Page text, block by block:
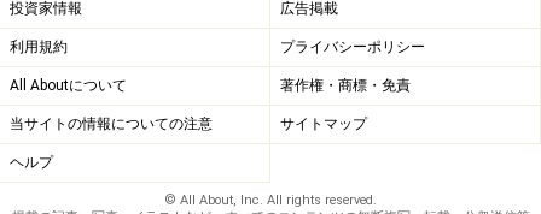
い。
5 次のページへ
投資家情報 広告掲載
利用規約 プライバシーポリシー
All Aboutについて 著作権・商標・免責
当サイトの情報についての注意 サイトマップ
ヘルプ
© All About, Inc. All rights reserved.